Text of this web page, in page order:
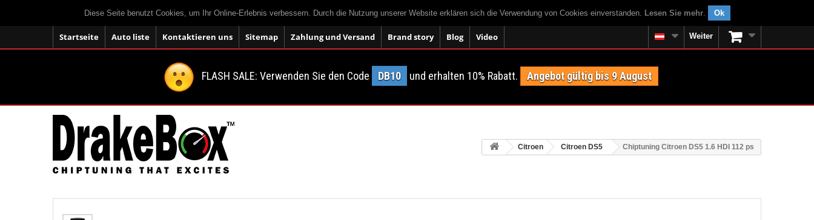
Diese Seite benutzt Cookies, um Ihr Online-Erlebnis verbessern. Durch die Nutzung unserer Website erklären sich die Verwendung von Cookies einverstanden. Lesen Sie mehr. Ok
Startseite Auto liste Kontaktieren uns Sitemap Zahlung und Versand Brand story Blog Video Weiter
FLASH SALE: Verwenden Sie den Code DB10 und erhalten 10% Rabatt. Angebot gültig bis 9 August
Citroen Citroen DS5 Chiptuning Citroen DS5 1.6 HDI 112 ps